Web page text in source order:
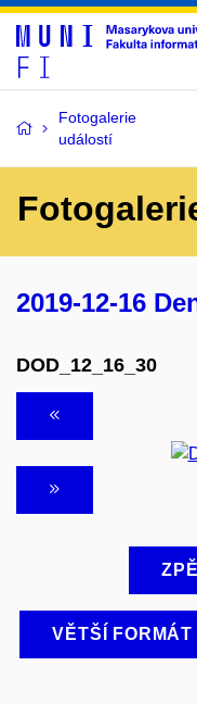
Fotogalerie
událostí
2019-12-16
DOD_12_16_30
VĚTŠÍ FORMÁT